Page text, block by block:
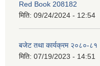
Red Book 208182
मिति: 09/24/2024 - 12:54
बजेट तथा कार्यक्रम २०८०-८१
मिति: 07/19/2023 - 14:51